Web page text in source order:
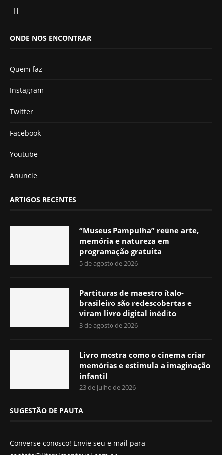
ONDE NOS ENCONTRAR
Quem faz
Instagram
Twitter
Facebook
Youtube
Anuncie
ARTIGOS RECENTES
“Museus Pampulha” reúne arte,
memória e natureza em
programação gratuita
5 de agosto de 2026
Partituras de maestro ítalo-
brasileiro são redescobertas e
viram livro digital inédito
3 de agosto de 2026
Livro mostra como o cinema criar
memórias e estimula a imaginação
infantil
23 de julho de 2026
SUGESTÃO DE PAUTA
Converse conosco! Envie seu e-mail para